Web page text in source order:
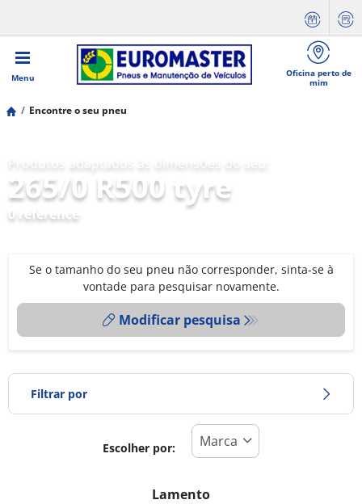
Menu
Oficina perto de
mim
Encontre o seu pneu
265/0 R500 tyre
0 reference
Se o tamanho do seu pneu não corresponder, sinta-se à
vontade para pesquisar novamente.
Modificar pesquisa
Filtrar por
Todos os tipos (0)
Escolher por:
Lamento